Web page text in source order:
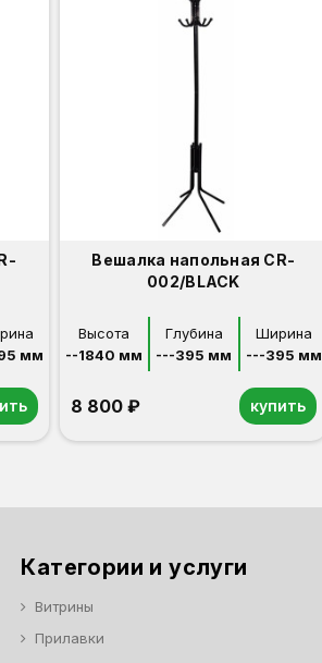
мм
Вешалка напольная CR-
002/BLACK
Высота
--1840 мм
Глубина
---395 мм
Ширина
---395 мм
8 800 ₽ купить
Категории и услуги
Витрины
Прилавки